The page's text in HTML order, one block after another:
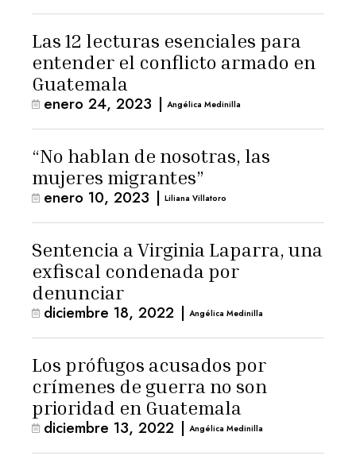
Las 12 lecturas esenciales para
entender el conflicto armado en
Guatemala
enero 24, 2023 | Angélica Medinilla
“No hablan de nosotras, las
mujeres migrantes”
enero 10, 2023 | Liliana Villatoro
Sentencia a Virginia Laparra, una
exfiscal condenada por
denunciar
diciembre 18, 2022 | Angélica Medinilla
Los prófugos acusados por
crímenes de guerra no son
prioridad en Guatemala
diciembre 13, 2022 | Angélica Medinilla